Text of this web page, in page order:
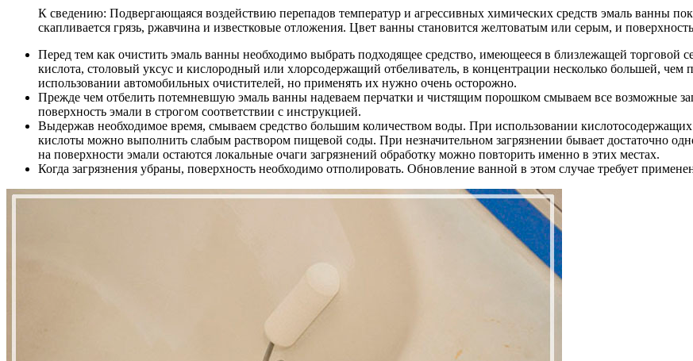
К сведению: Подвергающаяся воздействию перепадов температур и агрессивных химических средств эмаль ванны
скапливается грязь, ржавчина и известковые отложения. Цвет ванны становится желтоватым или серым, и
Перед тем как очистить эмаль ванны необходимо выбрать подходящее средство, имеющееся в близлежащей торговой
кислота, столовый уксус и кислородный или хлорсодержащий отбеливатель, в концентрации несколько большей,
использовании автомобильных очистителей, но применять их нужно очень осторожно.
Прежде чем отбелить потемневшую эмаль ванны надеваем перчатки и чистящим порошком смываем все возможные
поверхность эмали в строгом соответствии с инструкцией.
Выдержав необходимое время, смываем средство большим количеством воды. При использовании
кислоты можно выполнить слабым раствором пищевой соды. При незначительном загрязнении бывает достаточно
на поверхности эмали остаются локальные очаги загрязнений обработку можно повторить именно в этих местах.
Когда загрязнения убраны, поверхность необходимо отполировать. Обновление ванной в этом случае требует